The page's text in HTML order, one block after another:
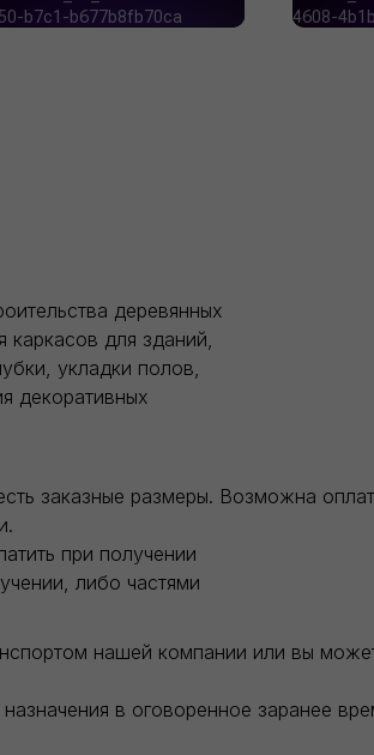
деревянных
каркасов для зданий,
укладки полов,
декоративных
заказные размеры. Возможна
при получении
либо частями
нашей компании или вы
в оговоренное заранее